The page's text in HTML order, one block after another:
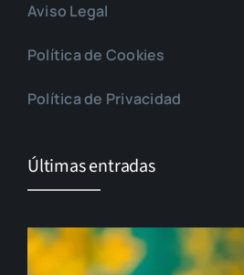
Aviso Legal
Política de Cookies
Política de Privacidad
Últimas entradas